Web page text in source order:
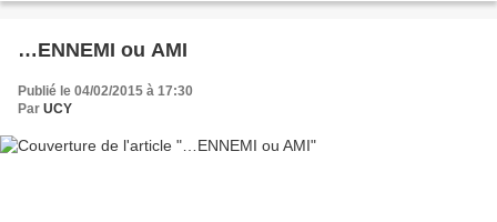
…ENNEMI ou AMI
Publié le 04/02/2015 à 17:30
Par UCY